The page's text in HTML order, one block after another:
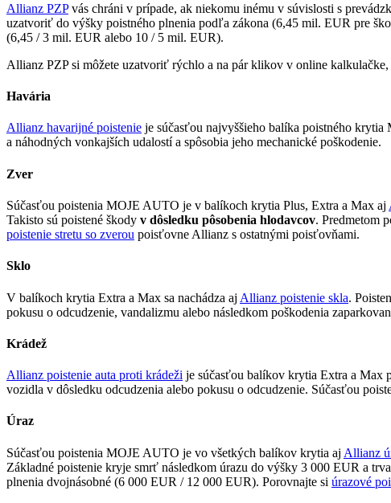
Allianz PZPvás chráni v prípade, ak niekomu inému v súvislosti s
uzatvoriť do výšky poistného plnenia podľa zákona (6,45 mil. EUR pre
(6,45 / 3 mil. EUR alebo 10 / 5 mil. EUR).
Allianz PZP si môžete uzatvoriť rýchlo a na pár klikov v online
Havária
Allianz havarijné poistenie je súčasťou najvyššieho balíka poistného
a náhodných vonkajších udalostí a spôsobia jeho mechanické poškodenie.
Zver
Súčasťou poistenia MOJE AUTO je v balíkoch krytia Plus, Extra a Max aj
Takisto sú poistené škody v dôsledku pôsobenia hlodavcov. Predmetom
poistenie stretu so zverou poisťovne Allianz s ostatnými poisťovňami.
Sklo
V balíkoch krytia Extra a Max sa nachádza aj Allianz poistenie skla.
pokusu o odcudzenie, vandalizmu alebo následkom poškodenia
Krádež
Allianz poistenie auta proti krádeži je súčasťou balíkov krytia Extra a Max
vozidla v dôsledku odcudzenia alebo pokusu o odcudzenie. Súčasťou
Úraz
Súčasťou poistenia MOJE AUTO je vo všetkých balíkov krytia aj Allianz
Základné poistenie kryje smrť následkom úrazu do výšky 3 000 EUR a
plnenia dvojnásobné (6 000 EUR / 12 000 EUR). Porovnajte si úrazové